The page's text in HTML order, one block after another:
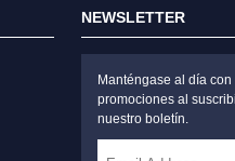
NEWSLETTER
Manténgase al día
promociones al
nuestro boletín.